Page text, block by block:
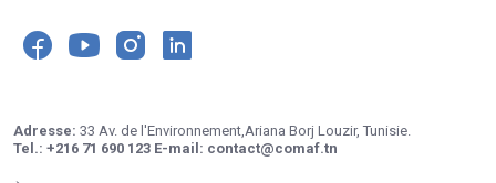
Adresse: 33 Av. de l'Environnement,Ariana Borj Louzir, Tunisie.
Tel.: +216 71 690 123 E-mail: contact@comaf.tn